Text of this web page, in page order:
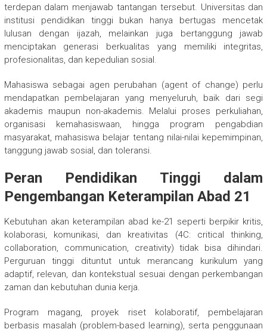
terdepan dalam menjawab tantangan tersebut. Universitas dan
institusi pendidikan tinggi bukan hanya bertugas mencetak
lulusan dengan ijazah, melainkan juga bertanggung jawab
menciptakan generasi berkualitas yang memiliki integritas,
profesionalitas, dan kepedulian sosial.
Mahasiswa sebagai agen perubahan (agent of change) perlu
mendapatkan pembelajaran yang menyeluruh, baik dari segi
akademis maupun non-akademis. Melalui proses perkuliahan,
organisasi kemahasiswaan, hingga program pengabdian
masyarakat, mahasiswa belajar tentang nilai-nilai kepemimpinan,
tanggung jawab sosial, dan toleransi.
Peran Pendidikan Tinggi dalam
Pengembangan Keterampilan Abad 21
Kebutuhan akan keterampilan abad ke-21 seperti berpikir kritis,
kolaborasi, komunikasi, dan kreativitas (4C: critical thinking,
collaboration, communication, creativity) tidak bisa dihindari.
Perguruan tinggi dituntut untuk merancang kurikulum yang
adaptif, relevan, dan kontekstual sesuai dengan perkembangan
zaman dan kebutuhan dunia kerja.
Program magang, proyek riset kolaboratif, pembelajaran
berbasis masalah (problem-based learning), serta penggunaan